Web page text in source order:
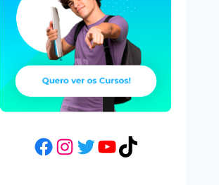
Facebook
Instagram
Twitter
YouTube
TikTok